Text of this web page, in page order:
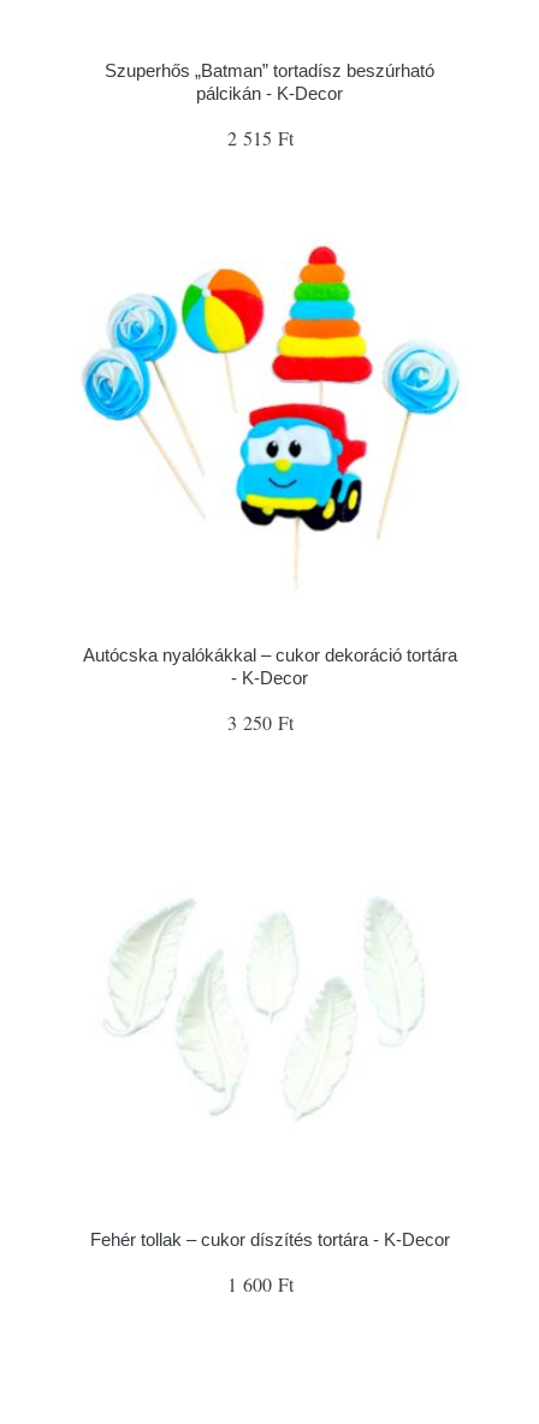
Szuperhős „Batman” tortadísz beszúrható
pálcikán - K-Decor
2 515 Ft
Autócska nyalókákkal – cukor dekoráció tortára
- K-Decor
3 250 Ft
Fehér tollak – cukor díszítés tortára - K-Decor
1 600 Ft